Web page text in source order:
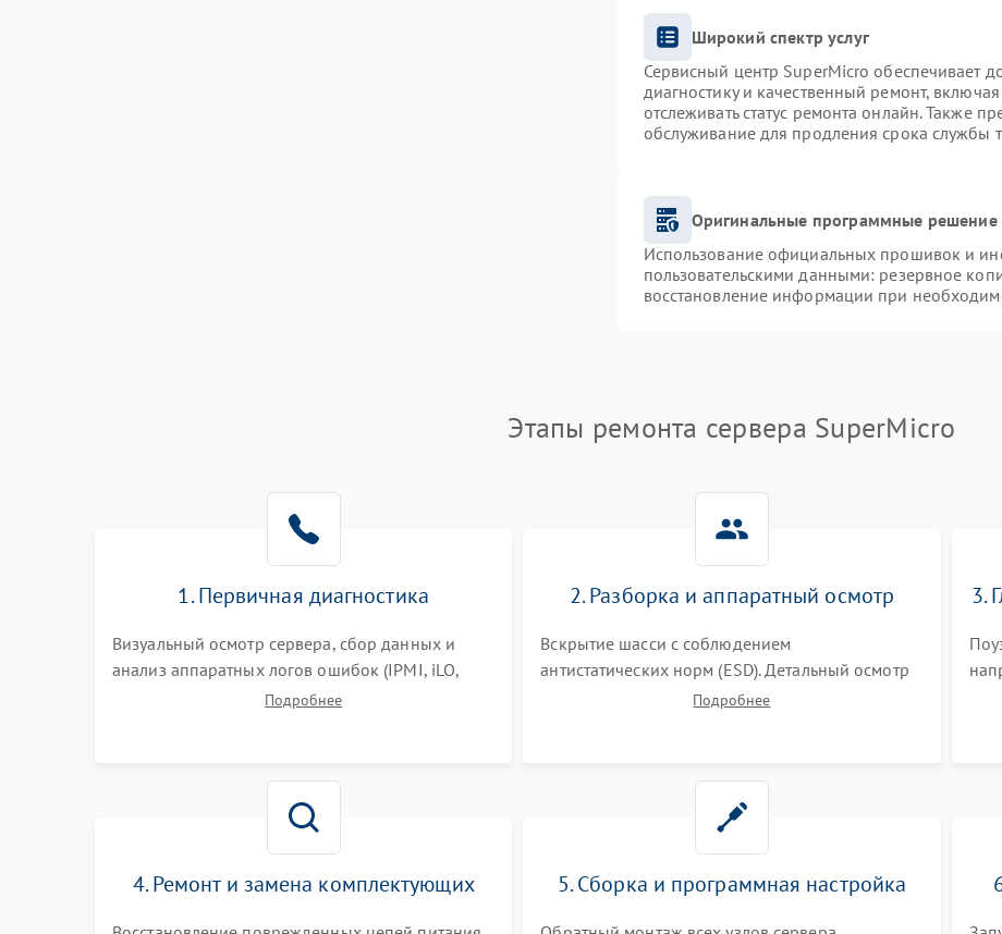
Широкий спектр услуг
Сервисный центр SuperMicro обеспечивает
диагностику и качественный ремонт,
отслеживать статус ремонта онлайн. Также
обслуживание для продления срока службы
Оригинальные программные
Использование официальных прошивок и
пользовательскими данными: резервное
восстановление информации при
Этапы ремонта сервера SuperMicro
1. Первичная диагностика
Визуальный осмотр сервера, сбор данных и
анализ аппаратных логов ошибок (IPMI, iLO,
iDRAC). Проверка цепей питания и базовой
Подробнее
2. Разборка и аппаратный осмотр
Вскрытие шасси с соблюдением
антистатических норм (ESD). Детальный осмотр
материнской платы, процессоров, RAID-
Подробнее
3.
4. Ремонт и замена комплектующих 5. Сборка и программная настройка